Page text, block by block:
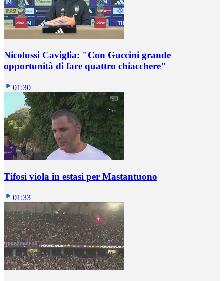
Nicolussi Caviglia: "Con Guccini grande
opportunità di fare quattro chiacchere"
01:30
Tifosi viola in estasi per Mastantuono
01:33